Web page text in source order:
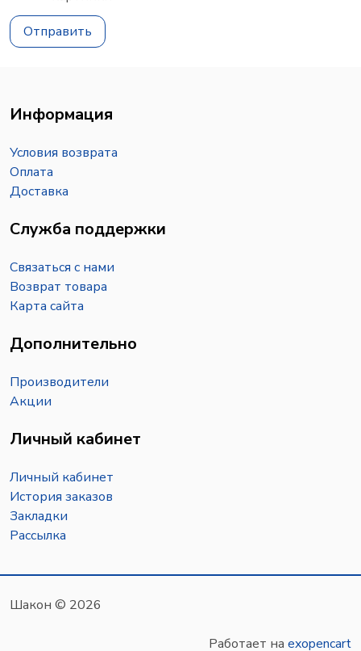
Отправить
Информация
Условия возврата
Оплата
Доставка
Служба поддержки
Связаться с нами
Возврат товара
Карта сайта
Дополнительно
Производители
Акции
Личный кабинет
Личный кабинет
История заказов
Закладки
Рассылка
Шакон © 2026
Работает на exopencart